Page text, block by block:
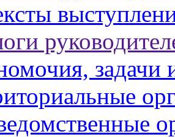
задачи